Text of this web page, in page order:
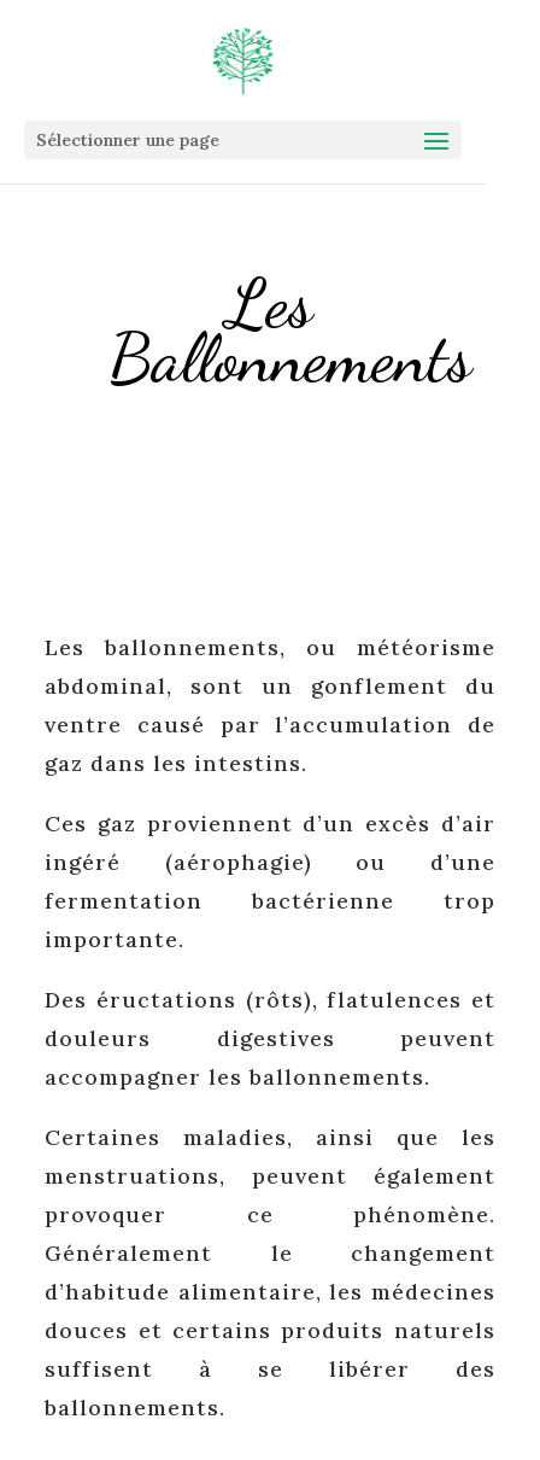
Sélectionner une page
Les
Ballonnements
Les ballonnements, ou météorisme
abdominal, sont un gonflement du
ventre causé par l’accumulation de
gaz dans les intestins.
Ces gaz proviennent d’un excès d’air
ingéré (aérophagie) ou d’une
fermentation bactérienne trop
importante.
Des éructations (rôts), flatulences et
douleurs digestives peuvent
accompagner les ballonnements.
Certaines maladies, ainsi que les
menstruations, peuvent également
provoquer ce phénomène.
Généralement le changement
d’habitude alimentaire, les médecines
douces et certains produits naturels
suffisent à se libérer des
ballonnements.